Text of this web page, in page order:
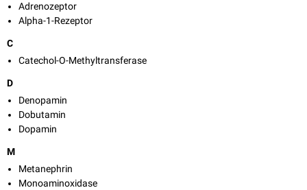
Adrenozeptor
Alpha-1-Rezeptor
C
Catechol-O-Methyltransferase
D
Denopamin
Dobutamin
Dopamin
M
Metanephrin
Monoaminoxidase